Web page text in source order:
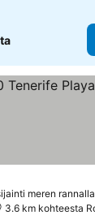
meren rannalla